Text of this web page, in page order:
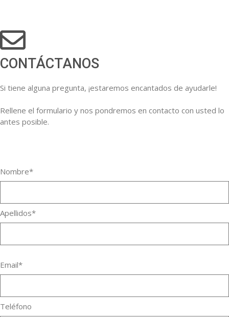
CONTÁCTANOS
Si tiene alguna pregunta, ¡estaremos encantados de ayudarle!
Rellene el formulario y nos pondremos en contacto con usted lo
antes posible.
Nombre*
Apellidos*
Email*
Teléfono